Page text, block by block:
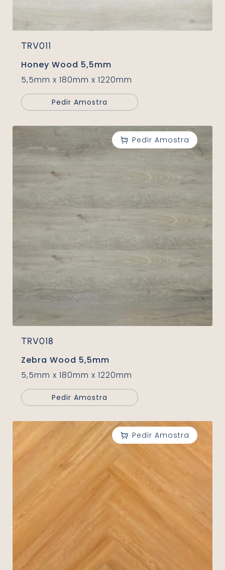
TRV011
Honey Wood 5,5mm
5,5mm x 180mm x 1220mm
Pedir Amostra
TRV018
Zebra Wood 5,5mm
5,5mm x 180mm x 1220mm
Pedir Amostra